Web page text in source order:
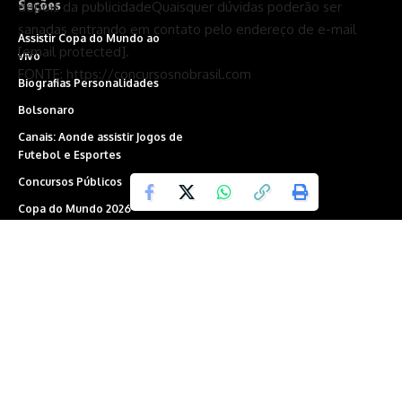
depois da publicidadeQuaisquer dúvidas poderão ser
sanadas entrando em contato pelo endereço de e-mail
[email protected].
FONTE: https://concursosnobrasil.com
Seções
Assistir Copa do Mundo ao
vivo
Biografias Personalidades
Bolsonaro
Canais: Aonde assistir Jogos de
Futebol e Esportes
Concursos Públicos
Copa do Mundo 2026